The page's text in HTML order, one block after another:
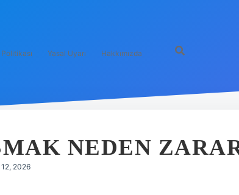
Yasal Uyarı Hakkımızda
NEDEN
2026